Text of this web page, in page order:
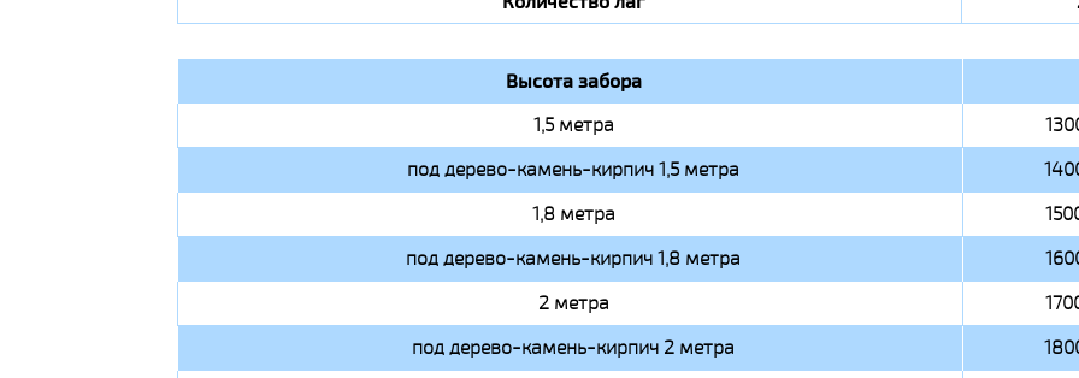
Высота забора
1,5 метра
под дерево-камень-кирпич 1,5 метра
1,8 метра
под дерево-камень-кирпич 1,8 метра
2 метра
под дерево-камень-кирпич 2 метра